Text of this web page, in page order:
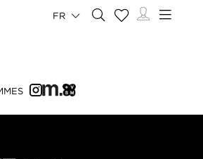
FR